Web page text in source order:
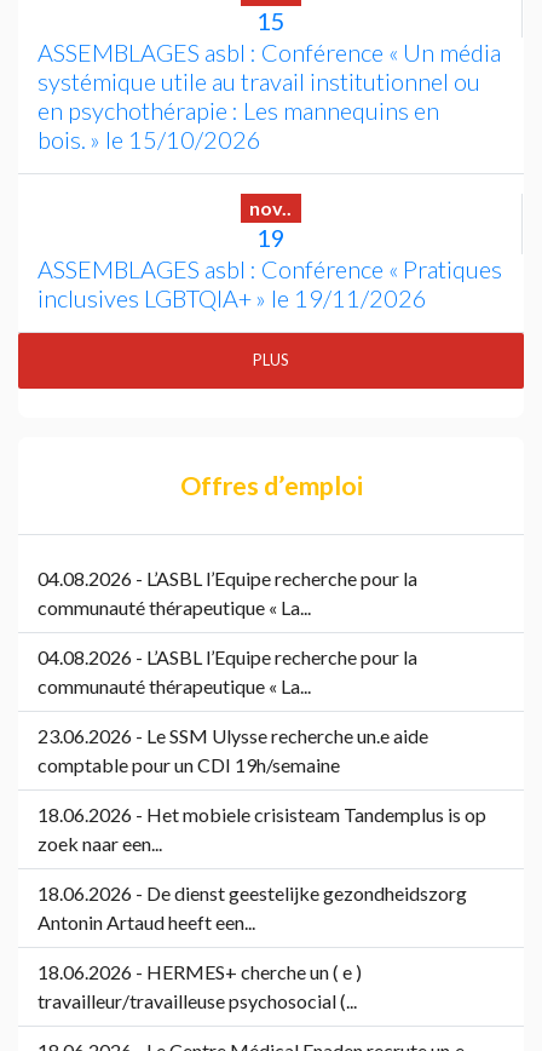
15
ASSEMBLAGES asbl : Conférence « Un média
systémique utile au travail institutionnel ou
en psychothérapie : Les mannequins en
bois. » le 15/10/2026
nov..
19
ASSEMBLAGES asbl : Conférence « Pratiques
inclusives LGBTQIA+» le 19/11/2026
PLUS
Offres d’emploi
04.08.2026 - L’ASBL l’Equipe recherche pour la
communauté thérapeutique « La...
04.08.2026 - L’ASBL l’Equipe recherche pour la
communauté thérapeutique « La...
23.06.2026 - Le SSM Ulysse recherche un.e aide
comptable pour un CDI 19h/semaine
18.06.2026 - Het mobiele crisisteam Tandemplus is op
zoek naar een...
18.06.2026 - De dienst geestelijke gezondheidszorg
Antonin Artaud heeft een...
18.06.2026 - HERMES+ cherche un ( e )
travailleur/travailleuse psychosocial (...